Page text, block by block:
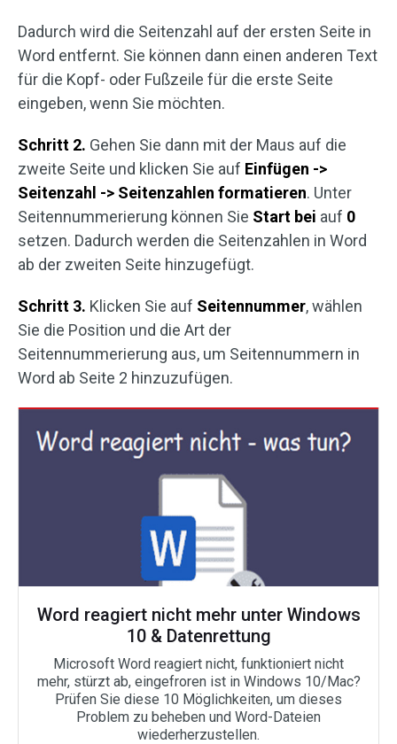
Dadurch wird die Seitenzahl auf der ersten Seite in
Word entfernt. Sie können dann einen anderen Text
für die Kopf- oder Fußzeile für die erste Seite
eingeben, wenn Sie möchten.
Schritt 2. Gehen Sie dann mit der Maus auf die
zweite Seite und klicken Sie auf Einfügen ->
Seitenzahl -> Seitenzahlen formatieren. Unter
Seitennummerierung können Sie Start bei auf 0
setzen. Dadurch werden die Seitenzahlen in Word
ab der zweiten Seite hinzugefügt.
Schritt 3. Klicken Sie auf Seitennummer, wählen
Sie die Position und die Art der
Seitennummerierung aus, um Seitennummern in
Word ab Seite 2 hinzuzufügen.
Word reagiert nicht mehr unter Windows
10 & Datenrettung
Microsoft Word reagiert nicht, funktioniert nicht
mehr, stürzt ab, eingefroren ist in Windows 10/Mac?
Prüfen Sie diese 10 Möglichkeiten, um dieses
Problem zu beheben und Word-Dateien
wiederherzustellen.